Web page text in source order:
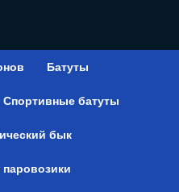
Батуты
Спортивные батуты
бык